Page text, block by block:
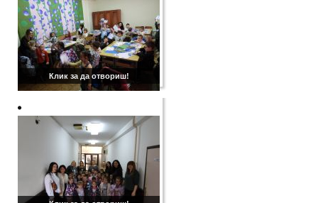
Клик за да отвориш!